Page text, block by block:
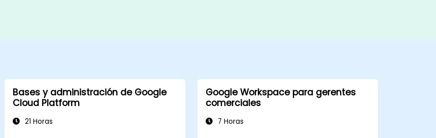
Bases y administración de Google
Cloud Platform
21 Horas
Google Workspace para gerentes
comerciales
7 Horas